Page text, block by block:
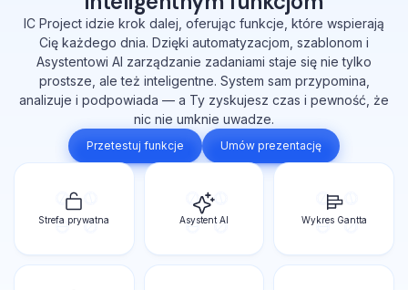
IC Project idzie krok dalej, oferując funkcje, które wspierają
Cię każdego dnia. Dzięki automatyzacjom, szablonom i
Asystentowi AI zarządzanie zadaniami staje się nie tylko
prostsze, ale też inteligentne. System sam przypomina,
analizuje i podpowiada — a Ty zyskujesz czas i pewność, że
nic nie umknie uwadze.
Przetestuj funkcje Umów prezentację
Strefa prywatna Asystent AI Wykres Gantta